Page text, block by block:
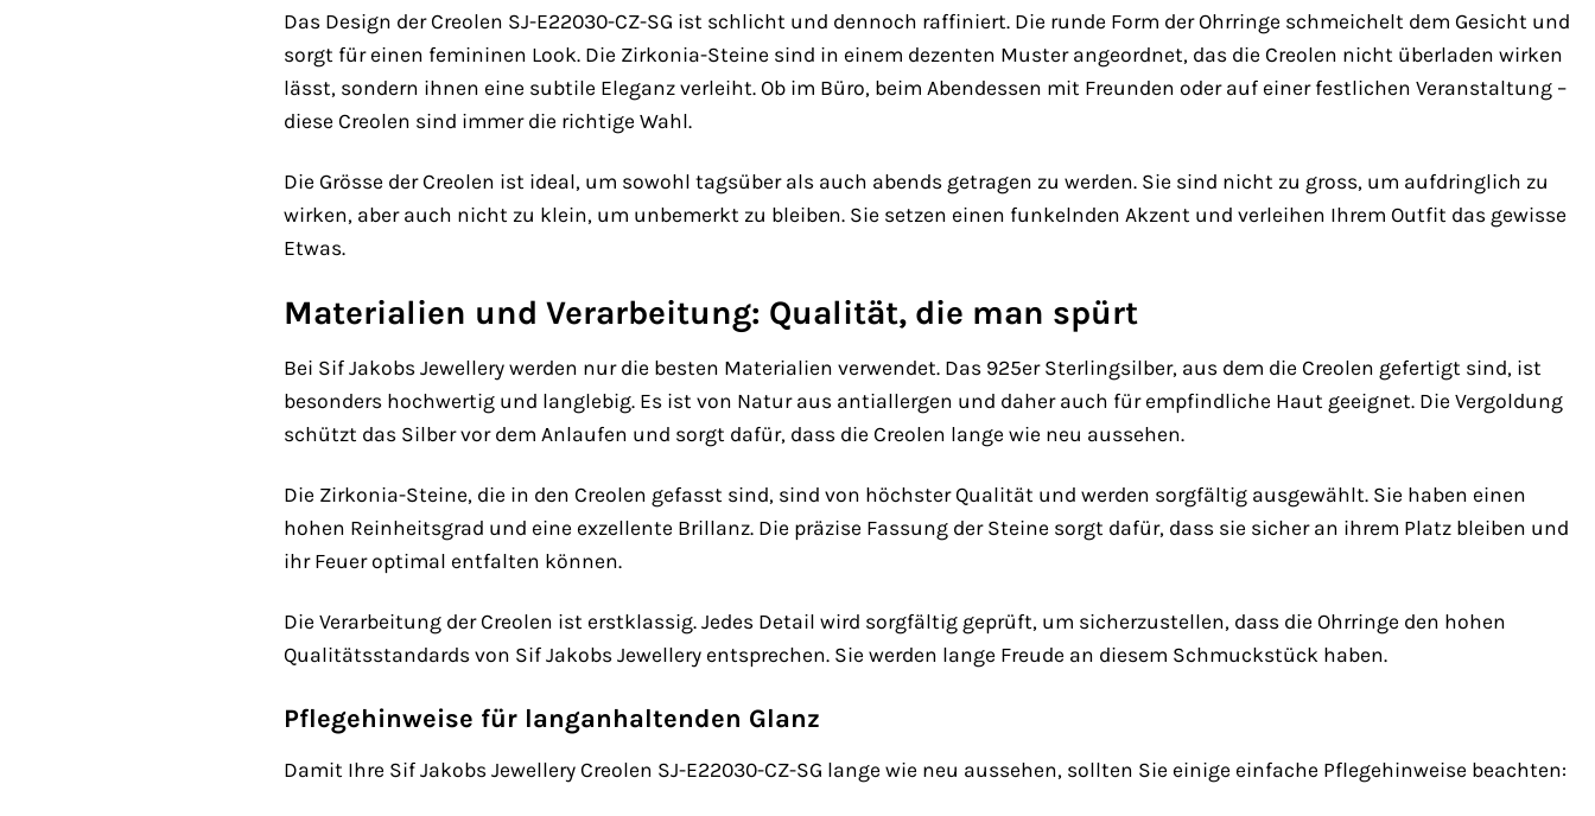
Das Design der Creolen SJ-E22030-CZ-SG ist schlicht und dennoch raffiniert. Die runde Form der Ohrringe schmeichelt dem Gesicht und
sorgt für einen femininen Look. Die Zirkonia-Steine sind in einem dezenten Muster angeordnet, das die Creolen nicht überladen wirken
lässt, sondern ihnen eine subtile Eleganz verleiht. Ob im Büro, beim Abendessen mit Freunden oder auf einer festlichen Veranstaltung –
diese Creolen sind immer die richtige Wahl.
Die Grösse der Creolen ist ideal, um sowohl tagsüber als auch abends getragen zu werden. Sie sind nicht zu gross, um aufdringlich zu
wirken, aber auch nicht zu klein, um unbemerkt zu bleiben. Sie setzen einen funkelnden Akzent und verleihen Ihrem Outfit das gewisse
Etwas.
Materialien und Verarbeitung: Qualität, die man spürt
Bei Sif Jakobs Jewellery werden nur die besten Materialien verwendet. Das 925er Sterlingsilber, aus dem die Creolen gefertigt sind, ist
besonders hochwertig und langlebig. Es ist von Natur aus antiallergen und daher auch für empfindliche Haut geeignet. Die Vergoldung
schützt das Silber vor dem Anlaufen und sorgt dafür, dass die Creolen lange wie neu aussehen.
Die Zirkonia-Steine, die in den Creolen gefasst sind, sind von höchster Qualität und werden sorgfältig ausgewählt. Sie haben einen
hohen Reinheitsgrad und eine exzellente Brillanz. Die präzise Fassung der Steine sorgt dafür, dass sie sicher an ihrem Platz bleiben und
ihr Feuer optimal entfalten können.
Die Verarbeitung der Creolen ist erstklassig. Jedes Detail wird sorgfältig geprüft, um sicherzustellen, dass die Ohrringe den hohen
Qualitätsstandards von Sif Jakobs Jewellery entsprechen. Sie werden lange Freude an diesem Schmuckstück haben.
Pflegehinweise für langanhaltenden Glanz
Damit Ihre Sif Jakobs Jewellery Creolen SJ-E22030-CZ-SG lange wie neu aussehen, sollten Sie einige einfache Pflegehinweise beachten: